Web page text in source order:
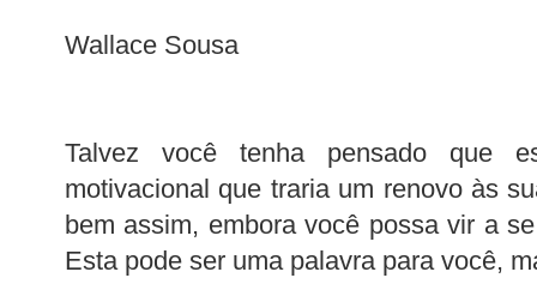
Wallace Sousa
Talvez você tenha pensado que
motivacional que traria um renovo às
bem assim, embora você possa vir a
Esta pode ser uma palavra para você,